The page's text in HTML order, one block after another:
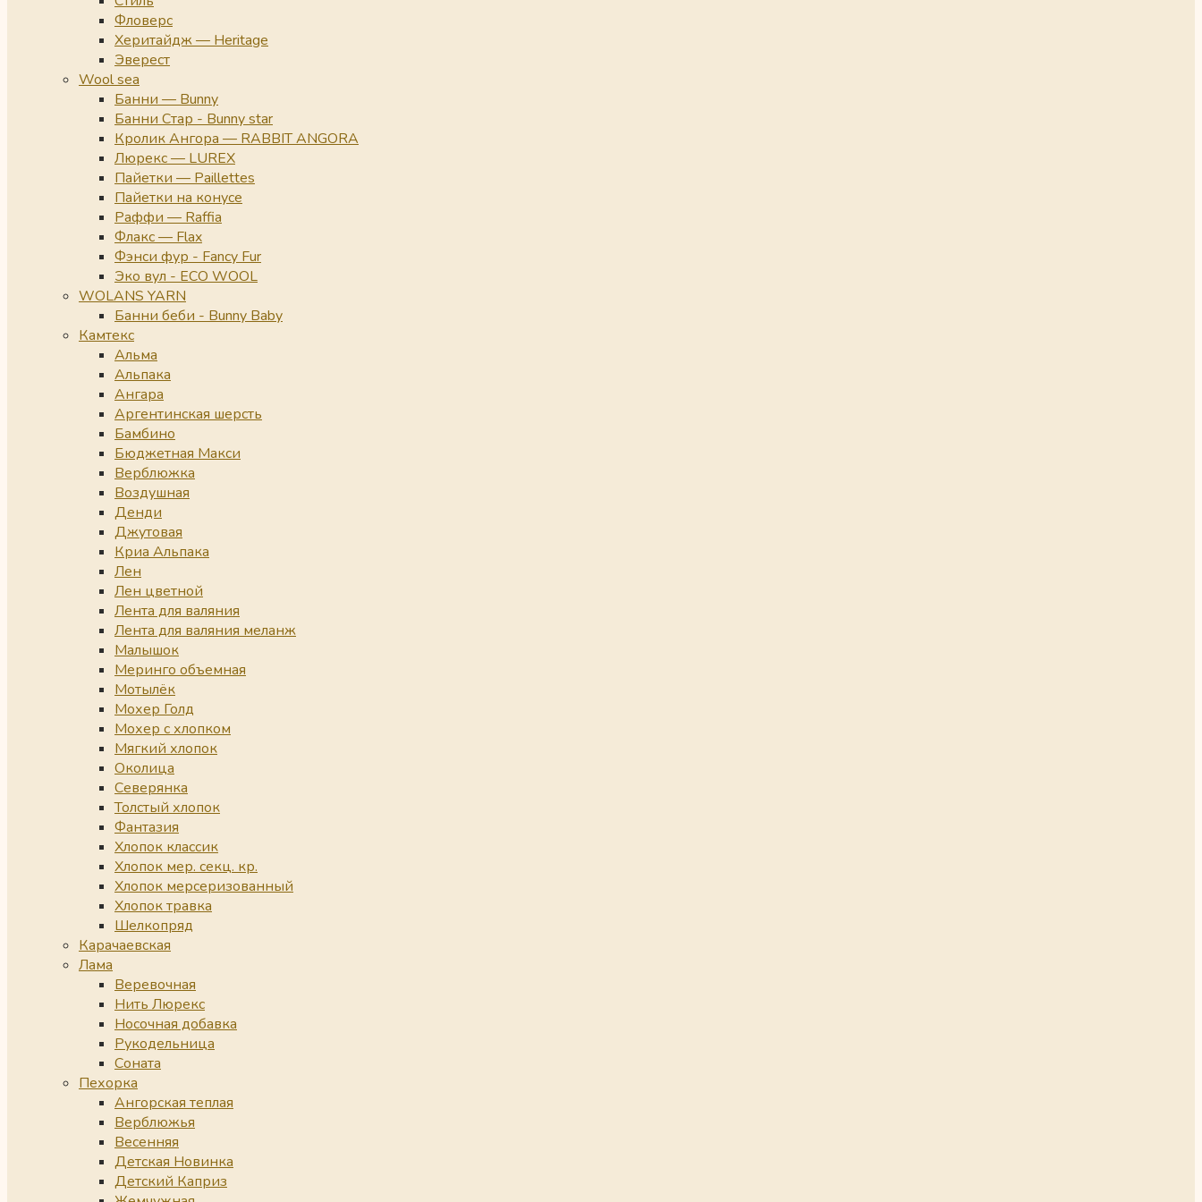
Фловерс
Херитайдж — Heritage
Эверест
Wool sea
Банни — Bunny
Банни Стар - Bunny star
Кролик Ангора — RABBIT ANGORA
Люрекс — LUREX
Пайетки — Paillettes
Пайетки на конусе
Раффи — Raffia
Флакс — Flax
Фэнси фур - Fancy Fur
Эко вул - ECO WOOL
WOLANS YARN
Банни беби - Bunny Baby
Камтекс
Альма
Альпака
Ангара
Аргентинская шерсть
Бамбино
Бюджетная Макси
Верблюжка
Воздушная
Денди
Джутовая
Криа Альпака
Лен
Лен цветной
Лента для валяния
Лента для валяния меланж
Малышок
Меринго объемная
Мотылёк
Мохер Голд
Мохер с хлопком
Мягкий хлопок
Околица
Северянка
Толстый хлопок
Фантазия
Хлопок классик
Хлопок мер. секц. кр.
Хлопок мерсеризованный
Хлопок травка
Шелкопряд
Карачаевская
Лама
Веревочная
Нить Люрекс
Носочная добавка
Рукодельница
Соната
Пехорка
Ангорская теплая
Верблюжья
Весенняя
Детская Новинка
Детский Каприз